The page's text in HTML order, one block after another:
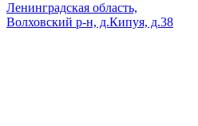
Ленинградская область,
Волховский р-н, д.Кипуя, д.38